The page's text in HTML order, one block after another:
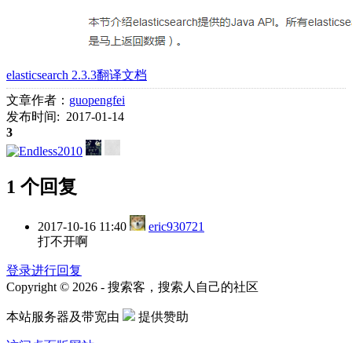
elasticsearch 2.3.3翻译文档
文章作者： guopengfei
发布时间: 2017-01-14
3
1 个回复
2017-10-16 11:40
eric930721
打不开啊
登录进行回复
Copyright © 2026 - 搜索客，搜索人自己的社区
本站服务器及带宽由 提供赞助